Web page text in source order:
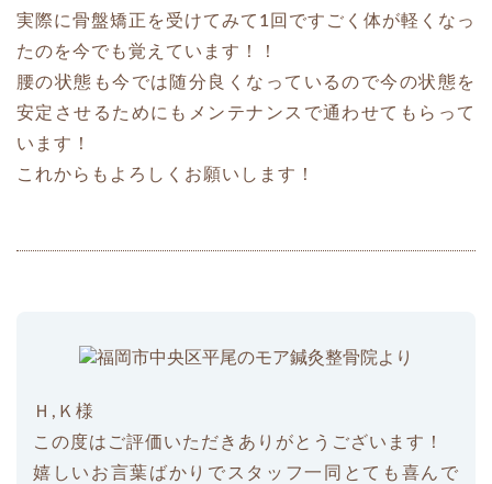
実際に骨盤矯正を受けてみて1回ですごく体が軽くなっ
たのを今でも覚えています！！
腰の状態も今では随分良くなっているので今の状態を
安定させるためにもメンテナンスで通わせてもらって
います！
これからもよろしくお願いします！
Ｈ,Ｋ様
この度はご評価いただきありがとうございます！
嬉しいお言葉ばかりでスタッフ一同とても喜んで